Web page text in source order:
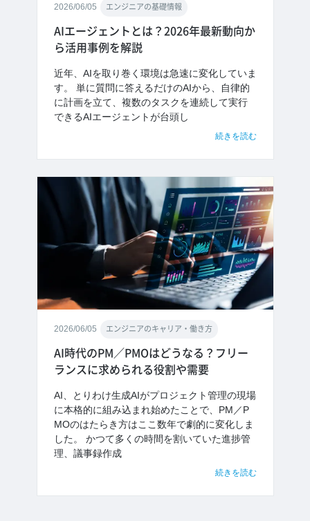
2026/06/05 エンジニアの基礎情報
AIエージェントとは？2026年最新動向か
ら活用事例を解説
近年、AIを取り巻く環境は急速に変化していま
す。 単に質問に答えるだけのAIから、自律的
に計画を立て、複数のタスクを連続して実行
できるAIエージェントが台頭し
続きを読む
2026/06/05 エンジニアのキャリア・働き方
AI時代のPM／PMOはどうなる？フリー
ランスに求められる役割や需要
AI、とりわけ生成AIがプロジェクト管理の現場
に本格的に組み込まれ始めたことで、PM／P
MOのはたらき方はここ数年で劇的に変化しま
した。 かつて多くの時間を割いていた進捗管
理、議事録作成
続きを読む